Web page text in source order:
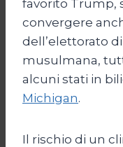
favorito Trump,
convergere
dell’elettorato
musulmana,
alcuni stati in
Michigan.
Il rischio di un